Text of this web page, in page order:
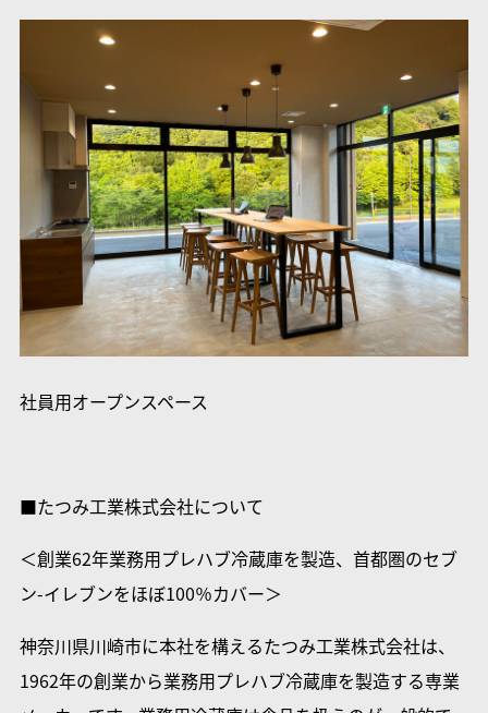
社員用オープンスペース
■たつみ工業株式会社について
＜創業62年業務用プレハブ冷蔵庫を製造、首都圏のセブ
ン-イレブンをほぼ100％カバー＞
神奈川県川崎市に本社を構えるたつみ工業株式会社は、
1962年の創業から業務用プレハブ冷蔵庫を製造する専業